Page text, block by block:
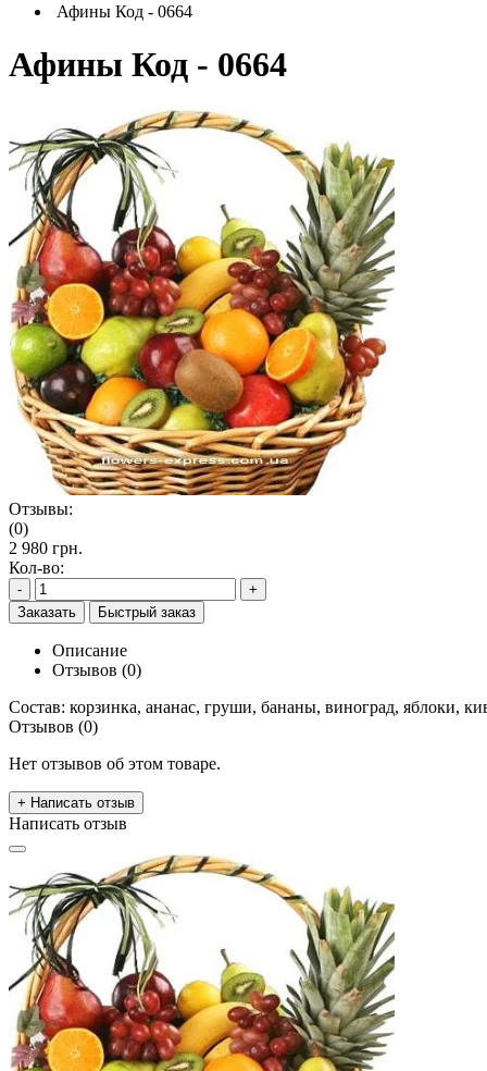
Афины Код - 0664
Афины Код - 0664
Отзывы:
(0)
2 980 грн.
Кол-во:
-
+
Заказать
Быстрый заказ
Описание
Отзывов (0)
Состав: корзинка, ананас, груши, бананы, виноград, яблоки,
Отзывов (0)
Нет отзывов об этом товаре.
+ Написать отзыв
Написать отзыв